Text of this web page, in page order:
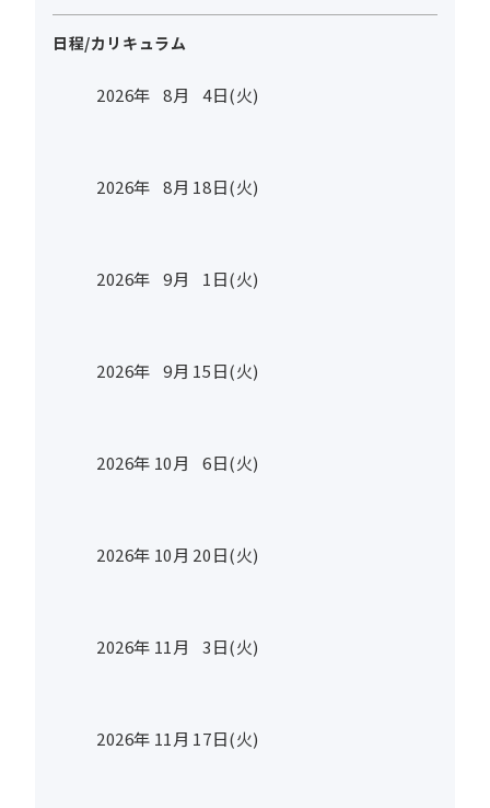
日程/カリキュラム
2026年 8月 4日(火)
2026年 8月 18日(火)
2026年 9月 1日(火)
2026年 9月 15日(火)
2026年 10月 6日(火)
2026年 10月 20日(火)
2026年 11月 3日(火)
2026年 11月 17日(火)